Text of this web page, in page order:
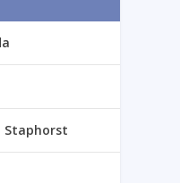
Staphorst